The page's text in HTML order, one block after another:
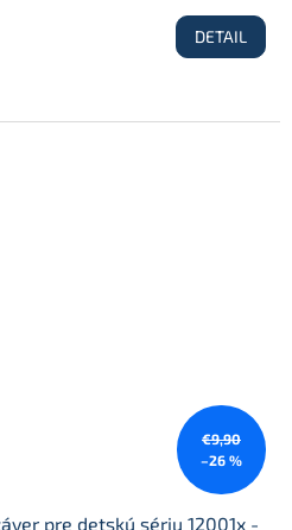
DETAIL
€9,90
–26 %
pre detskú sériu 12001x -